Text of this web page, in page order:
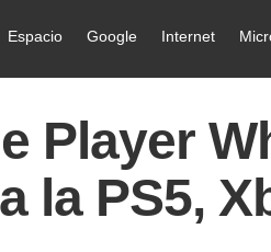
Espacio Google Internet
Player
la PS5,